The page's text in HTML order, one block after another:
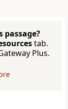
tab.
Plus.